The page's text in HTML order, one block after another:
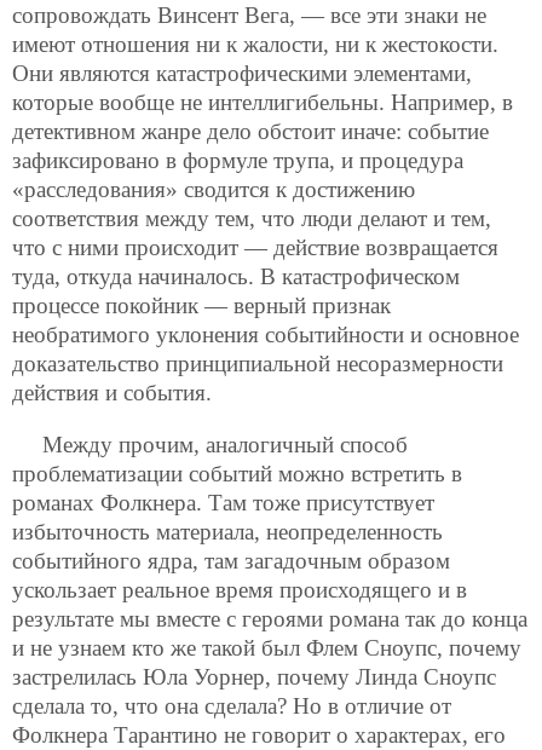
сопровождать Винсент Вега, — все эти знаки не
имеют отношения ни к жалости, ни к жестокости.
Они являются катастрофическими элементами,
которые вообще не интеллигибельны. Например, в
детективном жанре дело обстоит иначе: событие
зафиксировано в формуле трупа, и процедура
«расследования» сводится к достижению
соответствия между тем, что люди делают и тем,
что с ними происходит — действие возвращается
туда, откуда начиналось. В катастрофическом
процессе покойник — верный признак
необратимого уклонения событийности и основное
доказательство принципиальной несоразмерности
действия и события.
Между прочим, аналогичный способ
проблематизации событий можно встретить в
романах Фолкнера. Там тоже присутствует
избыточность материала, неопределенность
событийного ядра, там загадочным образом
ускользает реальное время происходящего и в
результате мы вместе с героями романа так до конца
и не узнаем кто же такой был Флем Сноупс, почему
застрелилась Юла Уорнер, почему Линда Сноупс
сделала то, что она сделала? Но в отличие от
Фолкнера Тарантино не говорит о характерах, его